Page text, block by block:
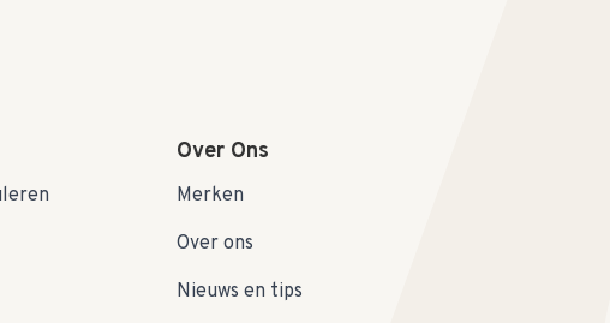
Over Ons
Merken
Over ons
Nieuws en tips